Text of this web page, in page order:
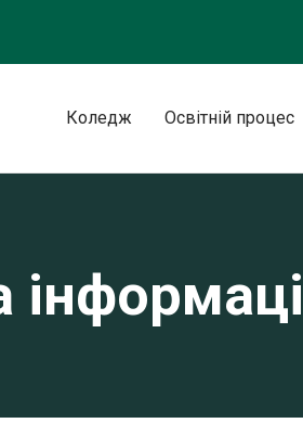
Коледж Освітній процес